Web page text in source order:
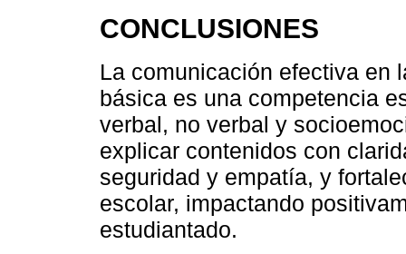
CONCLUSIONES
La comunicación efectiva en
básica es una competencia
verbal, no verbal y
explicar contenidos con
seguridad y empatía, y
escolar, impactando
estudiantado.